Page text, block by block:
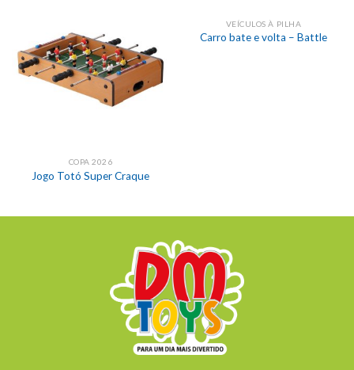
COPA 2026
Jogo Totó Super Craque
VEÍCULOS À PILHA
Carro bate e volta – Battle